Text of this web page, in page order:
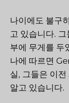
나이에도 불구
고 있습니다.
부에 무게를 두
나에 따르면
실, 그들은 이
알고 있습니다.